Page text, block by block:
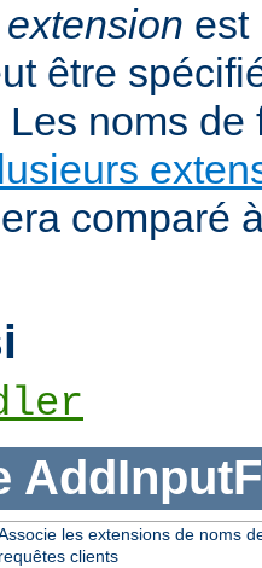
extension est
être
noms de
comparé
les extensions de noms
requêtes clients